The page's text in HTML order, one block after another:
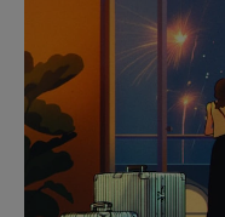
PAUSE
SON